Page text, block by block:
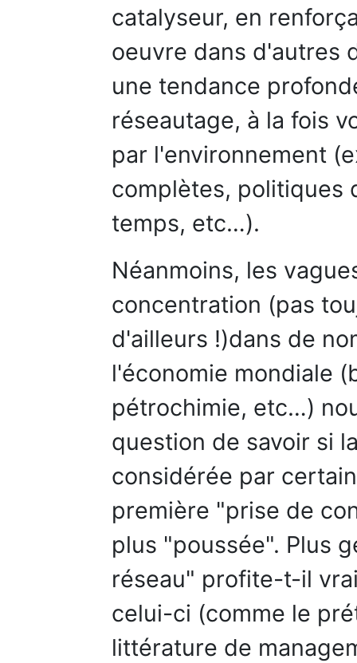
catalyseur, en
oeuvre dans d'autres
une tendance
réseautage, à la fois
par l'environnement
complètes, politiques
temps, etc…).
Néanmoins, les
concentration (pas
d'ailleurs !)dans de
l'économie mondiale
pétrochimie, etc…)
question de savoir si
considérée par
première "prise de
plus "poussée". Plus
réseau" profite-t-il
celui-ci (comme le
littérature de